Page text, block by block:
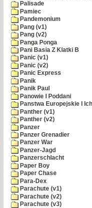
Palisade
Pamiec
Pandemonium
Pang (v1)
Pang (v2)
Panga Ponga
Pani Basia Z Klatki B
Panic (v1)
Panic (v2)
Panic Express
Panik
Panik Paul
Panowie I Poddani
Panstwa Europejskie I
Panther (v1)
Panther (v2)
Panzer
Panzer Grenadier
Panzer War
Panzer-Jagd
Panzerschlacht
Paper Boy
Paper Chase
Para-Dex
Parachute (v1)
Parachute (v2)
Parachute (v3)